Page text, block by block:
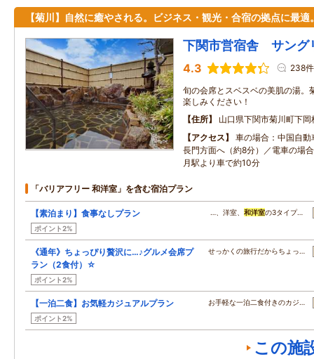
【菊川】自然に癒やされる。ビジネス・観光・合宿の拠点に最適
下関市営宿舎 サング
4.3 238件
旬の会席とスベスベの美肌の湯。
楽しみください！
住所
山口県下関市菊川町下岡
アクセス
車の場合：中国自
長門方面へ（約8分）／電車の場
月駅より車で約10分
「バリアフリー 和洋室」を含む宿泊プラン
【素泊まり】食事なしプラン
ポイント2%
…、洋室、 和洋室の3タイプ…
《通年》ちょっぴり贅沢に…♪グルメ会席プ
ラン（2食付）☆
ポイント2%
せっかくの旅行だからちょっ…
【一泊二食】お気軽カジュアルプラン
ポイント2%
お手軽な一泊二食付きのカジ…
この施